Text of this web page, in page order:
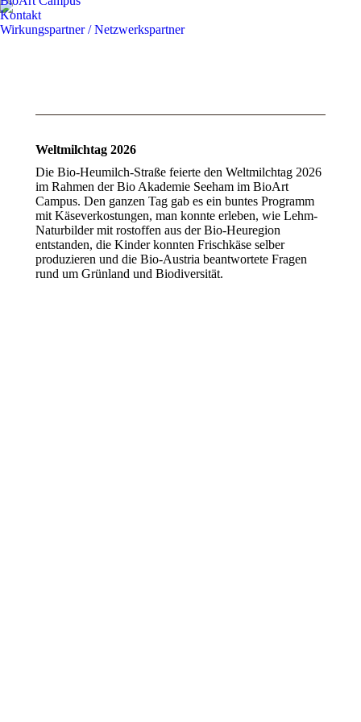
Kontakt
Wirkungspartner / Netzwerkspartner
Weltmilchtag 2026
Die Bio-Heumilch-Straße feierte den Weltmilchtag 2026
im Rahmen der Bio Akademie Seeham im BioArt
Campus. Den ganzen Tag gab es ein buntes Programm
mit Käseverkostungen, man konnte erleben, wie Lehm-
Naturbilder mit rostoffen aus der Bio-Heuregion
entstanden, die Kinder konnten Frischkäse selber
produzieren und die Bio-Austria beantwortete Fragen
rund um Grünland und Biodiversität.